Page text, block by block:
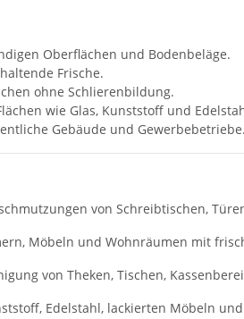
Oberflächen und Bodenbeläge.
Frische.
ohne Schlierenbildung.
wie Glas, Kunststoff und
Gebäude und Gewerbebetriebe.
von Schreibtischen,
Möbeln und Wohnräumen mit
von Theken, Tischen,
Edelstahl, lackierten Möbeln